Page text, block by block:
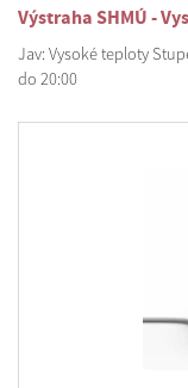
Výstraha SHMÚ -
Jav: Vysoké teploty
do 20:00